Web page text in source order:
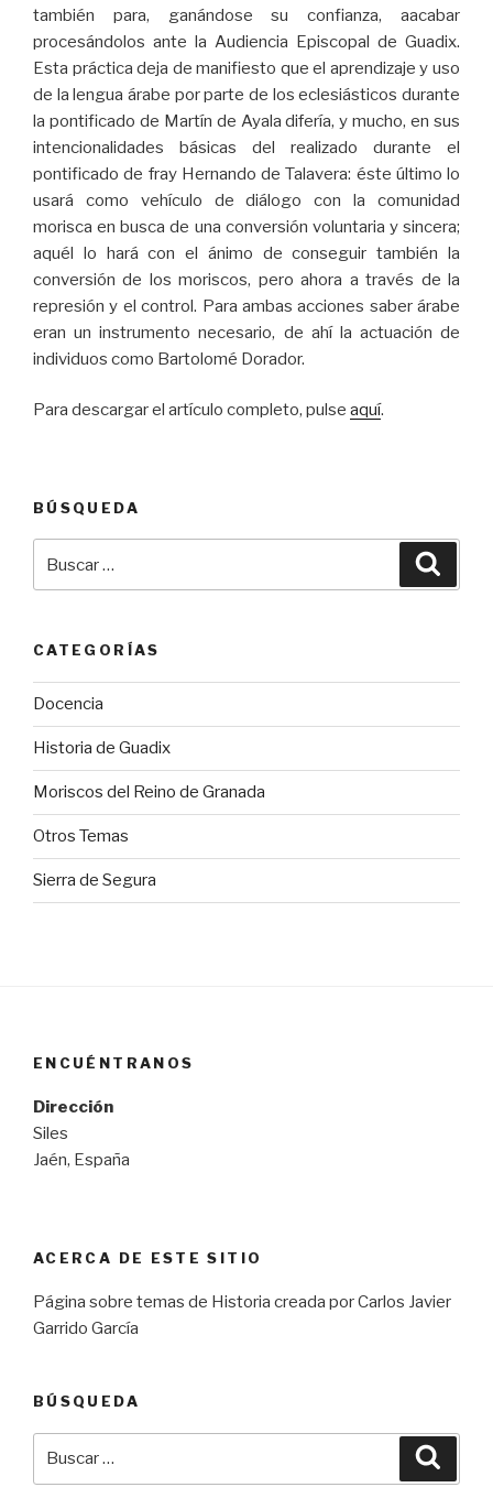
también para, ganándose su confianza, aacabar
procesándolos ante la Audiencia Episcopal de Guadix.
Esta práctica deja de manifiesto que el aprendizaje y uso
de la lengua árabe por parte de los eclesiásticos durante
la pontificado de Martín de Ayala difería, y mucho, en sus
intencionalidades básicas del realizado durante el
pontificado de fray Hernando de Talavera: éste último lo
usará como vehículo de diálogo con la comunidad
morisca en busca de una conversión voluntaria y sincera;
aquél lo hará con el ánimo de conseguir también la
conversión de los moriscos, pero ahora a través de la
represión y el control. Para ambas acciones saber árabe
eran un instrumento necesario, de ahí la actuación de
individuos como Bartolomé Dorador.
Para descargar el artículo completo, pulse aquí.
BÚSQUEDA
por:
CATEGORÍAS
Docencia
Historia de Guadix
Moriscos del Reino de Granada
Otros Temas
Sierra de Segura
ENCUÉNTRANOS
Dirección
Siles
Jaén, España
ACERCA DE ESTE SITIO
Página sobre temas de Historia creada por Carlos Javier
Garrido García
BÚSQUEDA